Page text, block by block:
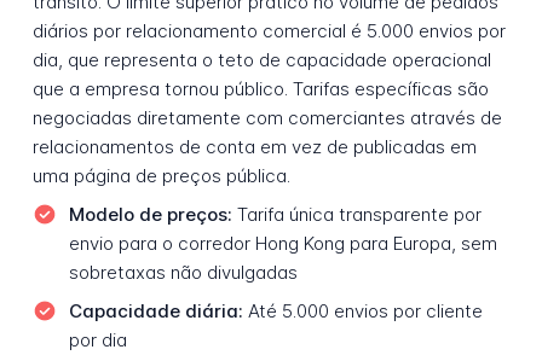
diários por relacionamento comercial é 5.000 envios por
dia, que representa o teto de capacidade operacional
que a empresa tornou público. Tarifas específicas são
negociadas diretamente com comerciantes através de
relacionamentos de conta em vez de publicadas em
uma página de preços pública.
Modelo de preços: Tarifa única transparente por
envio para o corredor Hong Kong para Europa, sem
sobretaxas não divulgadas
Capacidade diária: Até 5.000 envios por cliente
por dia